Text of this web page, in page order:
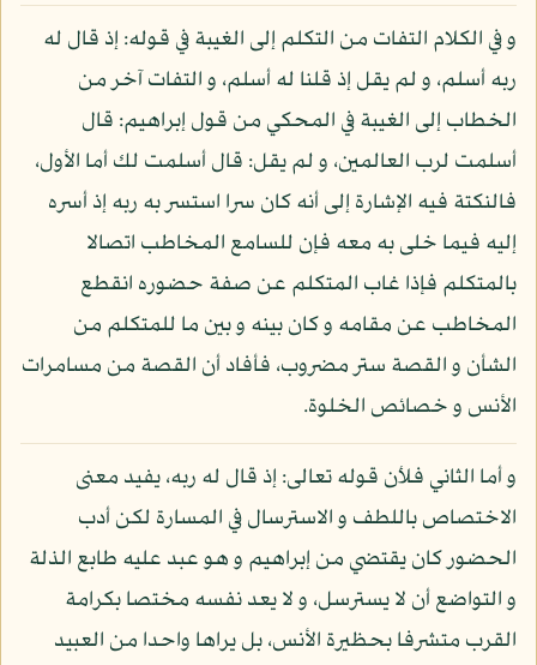
و في الكلام التفات من التكلم إلى الغيبة في قوله: إذ قال له
ربه أسلم، و لم يقل إذ قلنا له أسلم، و التفات آخر من
الخطاب إلى الغيبة في المحكي من قول إبراهيم: قال
أسلمت لرب العالمين، و لم يقل: قال أسلمت لك أما الأول،
فالنكتة فيه الإشارة إلى أنه كان سرا استسر به ربه إذ أسره
إليه فيما خلى به معه فإن للسامع المخاطب اتصالا
بالمتكلم فإذا غاب المتكلم عن صفة حضوره انقطع
المخاطب عن مقامه و كان بينه و بين ما للمتكلم من
الشأن و القصة ستر مضروب، فأفاد أن القصة من مسامرات
الأنس و خصائص الخلوة.
و أما الثاني فلأن قوله تعالى: إذ قال له ربه، يفيد معنى
الاختصاص باللطف و الاسترسال في المسارة لكن أدب
الحضور كان يقتضي من إبراهيم و هو عبد عليه طابع الذلة
و التواضع أن لا يسترسل، و لا يعد نفسه مختصا بكرامة
القرب متشرفا بحظيرة الأنس، بل يراها واحدا من العبيد